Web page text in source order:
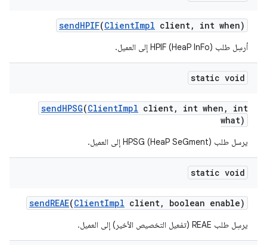
sendHPIF(ClientImpl client, int when)
أرسِل طلب HPIF (HeaP InFo) إلى العميل.
static void
sendHPSG(ClientImpl client, int when ,
int
what)
يرسل طلب HPSG (HeaP SeGment) إلى العميل.
static void
sendREAE(ClientImpl client, boolean enable)
يرسِل طلب REAE (تفعيل التخصيص الأخير) إلى العميل.